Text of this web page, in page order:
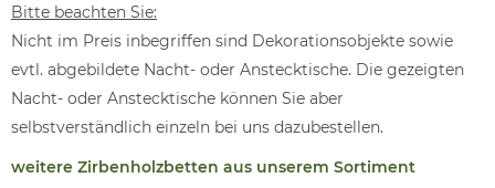
Bitte beachten Sie:
Nicht im Preis inbegriffen sind Dekorationsobjekte sowie
evtl. abgebildete Nacht- oder Anstecktische. Die gezeigten
Nacht- oder Anstecktische können Sie aber
selbstverständlich einzeln bei uns dazubestellen.
weitere Zirbenholzbetten aus unserem Sortiment